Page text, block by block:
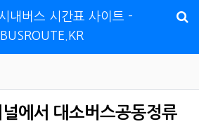
내버스 시간표 사이트 -
BUSROUTE.KR
에서 대소버스공동정류